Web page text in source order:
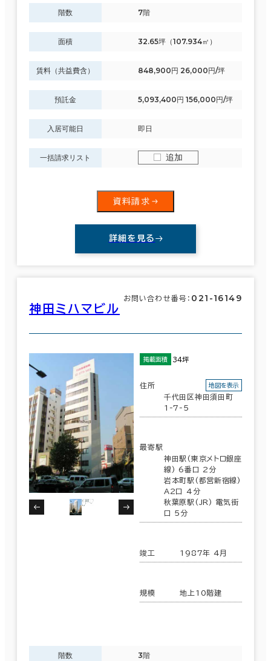
階数 7階
面積 32.65坪（107.934㎡）
賃料（共益費含） 848,900円 26,000円/坪
預託金 5,093,400円 156,000円/坪
入居可能日 即日
一括請求リスト 追加
資料請求
詳細を見る
神田ミハマビル
お問い合わせ番号： 021-16149
掲載面積 34坪
住所
千代田区神田須田町
1-7-5
地図を表示
最寄駅
神田駅(東京メトロ銀座
線) 6番口 2分
岩本町駅(都営新宿線)
A2口 4分
秋葉原駅(JR) 電気街
口 5分
竣工 1987年 4月
規模 地上10階建
階数 3階
東京23区
千代田区 (715)
中央区 (644)
品川区 (302)
(115)
墨田区 (35)
板橋区
足立区
条件で絞り込む
人数
複数フロアを含む
賃料選択（共益費含）
坪単価 月総額
～
賃料非公開物件を含む
駅徒歩
3分以内
5分以内
10分以内
６か月以内